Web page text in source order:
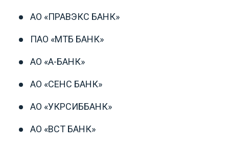
АО «ПРАВЭКС БАНК»
ПАО «МТБ БАНК»
АО «А-БАНК»
АО «СЕНС БАНК»
АО «УКРСИББАНК»
АО «ВСТ БАНК»